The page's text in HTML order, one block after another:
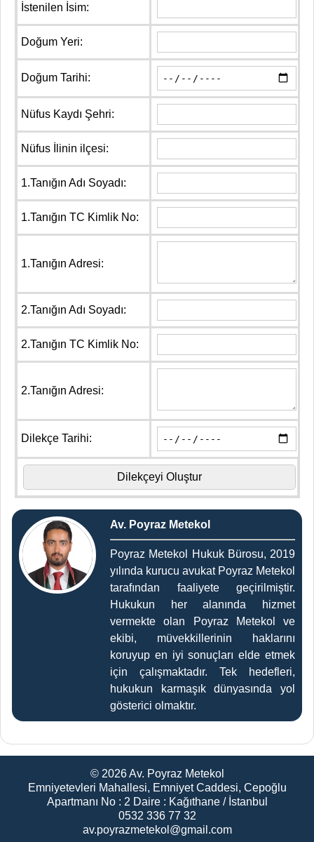
İstenilen İsim:
Doğum Yeri:
Doğum Tarihi:
Nüfus Kaydı Şehri:
Nüfus İlinin ilçesi:
1.Tanığın Adı Soyadı:
1.Tanığın TC Kimlik No:
1.Tanığın Adresi:
2.Tanığın Adı Soyadı:
2.Tanığın TC Kimlik No:
2.Tanığın Adresi:
Dilekçe Tarihi:
Av. Poyraz Metekol
Poyraz Metekol Hukuk Bürosu, 2019
yılında kurucu avukat Poyraz Metekol
tarafından faaliyete geçirilmiştir.
Hukukun her alanında hizmet
vermekte olan Poyraz Metekol ve
ekibi, müvekkillerinin haklarını
koruyup en iyi sonuçları elde etmek
için çalışmaktadır. Tek hedefleri,
hukukun karmaşık dünyasında yol
gösterici olmaktır.
© 2026Av. Poyraz Metekol
Emniyetevleri Mahallesi, Emniyet Caddesi, Cepoğlu
Apartmanı No : 2 Daire : Kağıthane / İstanbul
0532 336 77 32
av.poyrazmetekol@gmail.com